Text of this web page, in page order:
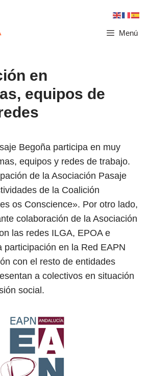
Menú
en
equipos de
Begoña participa en muy
equipos y redes de trabajo.
de la Asociación Pasaje
de la Coalición
os Conscience». Por otro lado,
colaboración de la Asociación
las redes ILGA, EPOA e
participación en la Red EAPN
con el resto de entidades
a colectivos en situación
social.